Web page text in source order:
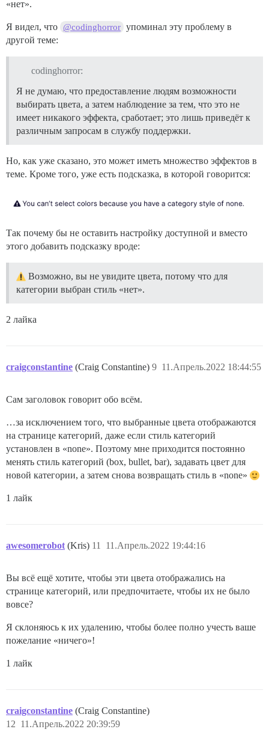
«нет».
Я видел, что @codinghorror упоминал эту проблему в
другой теме:
codinghorror:
Я не думаю, что предоставление людям возможности
выбирать цвета, а затем наблюдение за тем, что это не
имеет никакого эффекта, сработает; это лишь приведёт к
различным запросам в службу поддержки.
Но, как уже сказано, это может иметь множество эффектов в
теме. Кроме того, уже есть подсказка, в которой говорится:
Так почему бы не оставить настройку доступной и вместо
этого добавить подсказку вроде:
Возможно, вы не увидите цвета, потому что для
категории выбран стиль «нет».
2 лайка
craigconstantine (Craig Constantine) 11.Апрель.2022 18:44:55
9
Сам заголовок говорит обо всём.
…за исключением того, что выбранные цвета отображаются
на странице категорий, даже если стиль категорий
установлен в «none». Поэтому мне приходится постоянно
менять стиль категорий (box, bullet, bar), задавать цвет для
новой категории, а затем снова возвращать стиль в «none»
1 лайк
awesomerobot (Kris) 11.Апрель.2022 19:44:16
11
Вы всё ещё хотите, чтобы эти цвета отображались на
странице категорий, или предпочитаете, чтобы их не было
вовсе?
Я склоняюсь к их удалению, чтобы более полно учесть ваше
пожелание «ничего»!
1 лайк
craigconstantine (Craig Constantine)
11.Апрель.2022 20:39:59
12